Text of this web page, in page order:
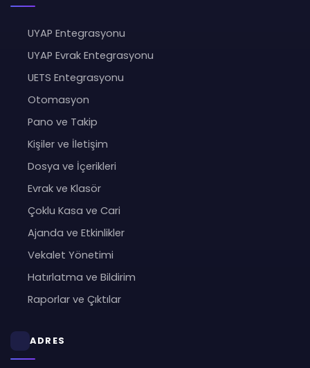
UYAP Entegrasyonu
UYAP Evrak Entegrasyonu
UETS Entegrasyonu
Otomasyon
Pano ve Takip
Kişiler ve İletişim
Dosya ve İçerikleri
Evrak ve Klasör
Çoklu Kasa ve Cari
Ajanda ve Etkinlikler
Vekalet Yönetimi
Hatırlatma ve Bildirim
Raporlar ve Çıktılar
ADRES